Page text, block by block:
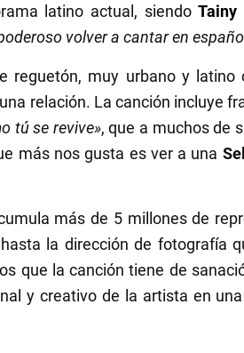
latino actual, siendoTainy
volver a cantar en
muy urbano y
relación. La canción incluye
tú se rеvive», que a muchos de
más nos gusta es ver a una
más de 5 millones de
la dirección de fotografía
que la canción tiene de
y creativo de la artista en